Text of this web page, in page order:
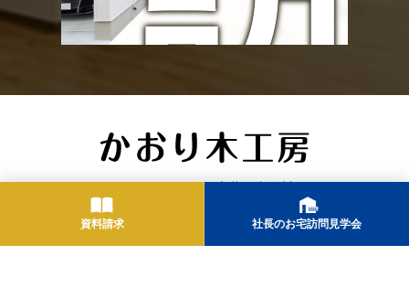
ト
問
TEL.054-261-2807 FAX.054-265-1603 営業時間/9:00 -
18:00 定休日/水曜日
資料請求 社長のお宅訪問見学会